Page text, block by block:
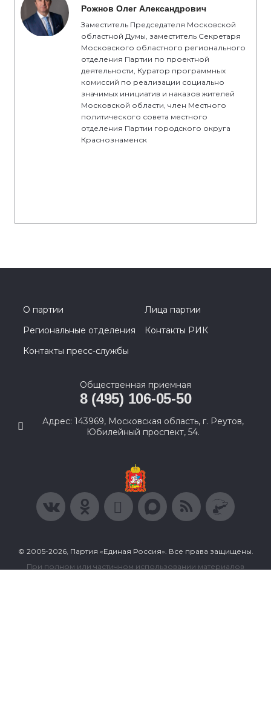
Рожнов Олег Александрович
Заместитель Председателя Московской
областной Думы, заместитель Секретаря
Московского областного регионального
отделения Партии по проектной
деятельности, Куратор программных
комиссий по реализации социально
значимых инициатив и наказов жителей
Московской области, член Местного
политического совета местного
отделения Партии городского округа
Краснознаменск
О партии
Лица партии
Региональные отделения
Контакты РИК
Контакты пресс-службы
Общественная приемная
8 (495) 106-05-50
Адрес: 143969, Московская область, г. Реутов,
Юбилейный проспект, 54.
© 2005-2026, Партия «Единая Россия». Все права защищены.
При полном или частичном использовании материалов